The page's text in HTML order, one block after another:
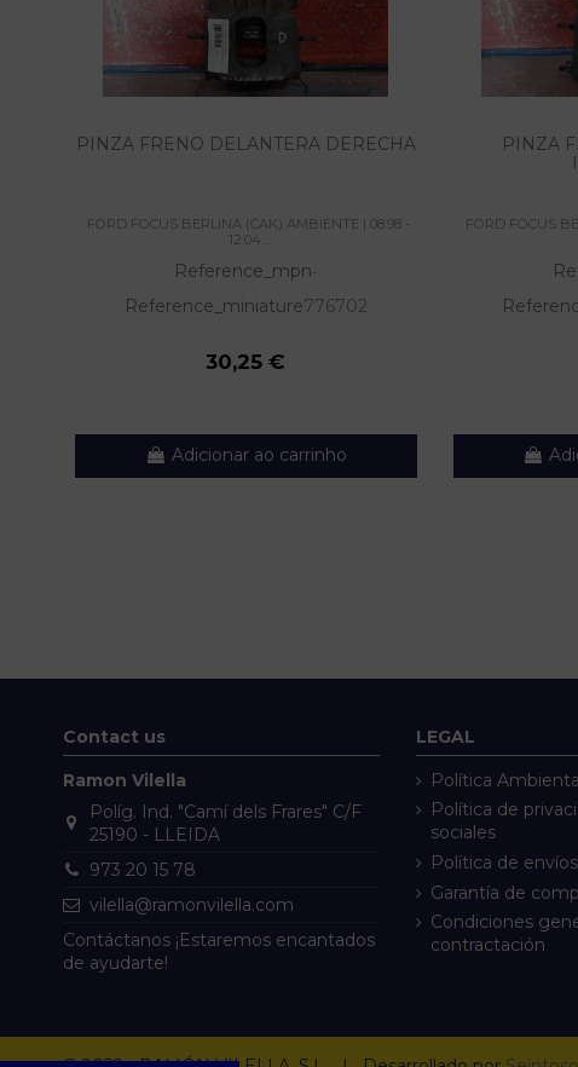
PINZA FRENO DELANTERA DERECHA
FORD FOCUS BERLINA (CAK) AMBIENTE | 08.98 -
12.04...
Reference_mpn-
Reference_miniature776702
30,25 €
Adicionar ao carrinho
PINZA
FORD FOCUS
Contact us
Ramon Vilella
Políg. Ind. "Camí dels Frares" C/F
25190 - LLEIDA
973 20 15 78
vilella@ramonvilella.com
Contáctanos ¡Estaremos encantados
de ayudarte!
LEGAL
Política
Política de
sociales
Política de envíos
Garantía de
Condiciones
contractación